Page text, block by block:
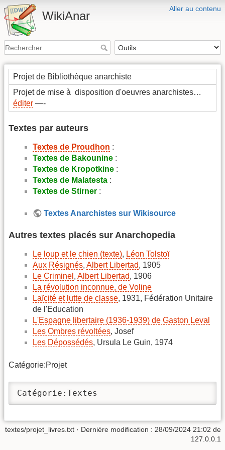
Aller au contenu
WikiAnar
Projet de Bibliothèque anarchiste
Projet de mise à disposition d'oeuvres anarchistes…
éditer —-
Textes par auteurs
Textes de Proudhon :
Textes de Bakounine :
Textes de Kropotkine :
Textes de Malatesta :
Textes de Stirner :
Textes Anarchistes sur Wikisource
Autres textes placés sur Anarchopedia
Le loup et le chien (texte), Léon Tolstoï
Aux Résignés, Albert Libertad, 1905
Le Criminel , Albert Libertad, 1906
La révolution inconnue, de Voline
Laïcité et lutte de classe, 1931, Fédération Unitaire
de l'Education
L'Espagne libertaire (1936-1939) de Gaston Leval
Les Ombres révoltées, Josef
Les Dépossédés, Ursula Le Guin, 1974
Catégorie:Projet
Catégorie:Textes
textes/projet_livres.txt · Dernière modification : 28/09/2024 21:02 de
127.0.0.1